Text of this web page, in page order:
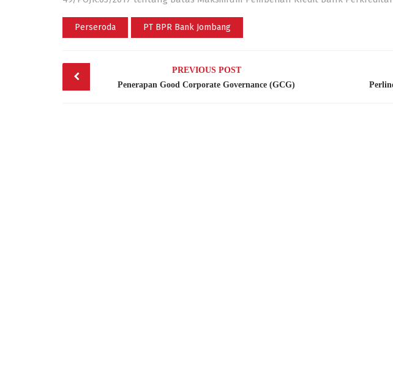
Perseroda PT BPR Bank Jombang
Post
navigation
PREVIOUS POST
Penerapan Good Corporate Governance (GCG)